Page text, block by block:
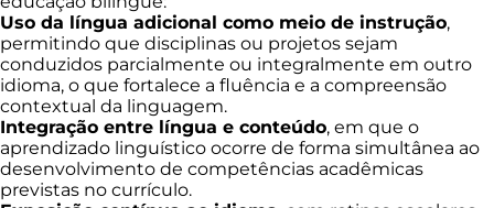
Uso da língua adicional como meio de instrução,
permitindo que disciplinas ou projetos sejam
conduzidos parcialmente ou integralmente em outro
idioma, o que fortalece a fluência e a compreensão
contextual da linguagem.
Integração entre língua e conteúdo, em que o
aprendizado linguístico ocorre de forma simultânea ao
desenvolvimento de competências acadêmicas
previstas no currículo.